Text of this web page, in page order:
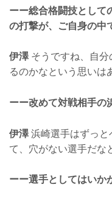
ーー総合格闘技として
の打撃が、ご自身の中
伊澤そうですね、自分
るのかなという思いは
ーー改めて対戦相手の
伊澤浜崎選手はずっと
て、穴がない選手だな
ーー選手としてはいか